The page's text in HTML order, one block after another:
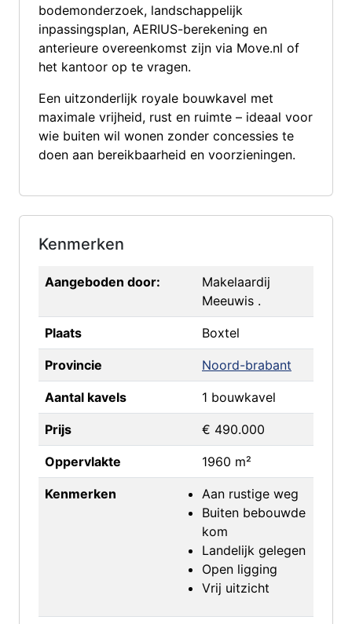
bodemonderzoek, landschappelijk
inpassingsplan, AERIUS-berekening en
anterieure overeenkomst zijn via Move.nl of
het kantoor op te vragen.
Een uitzonderlijk royale bouwkavel met
maximale vrijheid, rust en ruimte – ideaal voor
wie buiten wil wonen zonder concessies te
doen aan bereikbaarheid en voorzieningen.
Kenmerken
Aangeboden door:
Makelaardij
Meeuwis .
Plaats Boxtel
Provincie Noord-brabant
Aantal kavels 1 bouwkavel
Prijs € 490.000
Oppervlakte 1960 m²
Kenmerken
Aan rustige weg
Buiten bebouwde
kom
Landelijk gelegen
Open ligging
Vrij uitzicht